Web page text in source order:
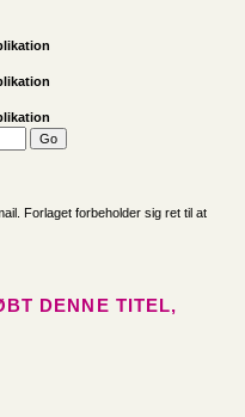
Forlaget forbeholder sig ret til at
DENNE TITEL,